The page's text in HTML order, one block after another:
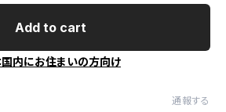
Add to cart
国内にお住まいの方向け
通報する